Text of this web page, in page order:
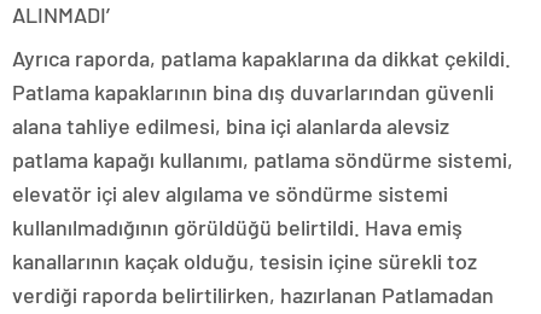
ALINMADI’
Ayrıca raporda, patlama kapaklarına da dikkat çekildi.
Patlama kapaklarının bina dış duvarlarından güvenli
alana tahliye edilmesi, bina içi alanlarda alevsiz
patlama kapağı kullanımı, patlama söndürme sistemi,
elevatör içi alev algılama ve söndürme sistemi
kullanılmadığının görüldüğü belirtildi. Hava emiş
kanallarının kaçak olduğu, tesisin içine sürekli toz
verdiği raporda belirtilirken, hazırlanan Patlamadan